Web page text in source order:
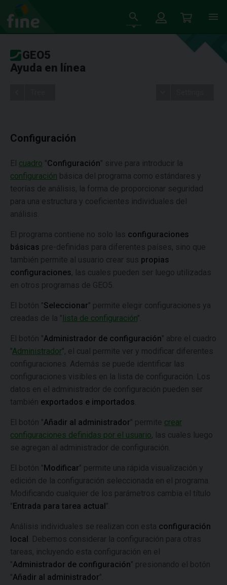
GEO5
Ayuda en línea
Configuración
El cuadro "Configuración" sirve para introducir la
configuración básica del programa como estándares y
teorías de análisis, la forma de proporcionar seguridad
para una estructura y coeficientes individuales del
análisis.
El programa contiene no solo las configuraciones
básicas pre-definidas para diferentes países, sino que
también permite al usuario crear sus propias
configuraciones, las cuales pueden ser luego utilizadas
en otros programas de GEO5.
El botón "Seleccionar" permite elegir configuraciones ya
creadas de la "lista de configuración".
El botón "Administrador de configuración" abre el cuadro
"Administrador", el cual permite ver y modificar diferentes
configuraciones. Además se puede identificar las
configuraciones visibles en la lista de configuración. Los
datos en el administrador de configuración pueden ser
también exportados e importados
El botón "Añadir al administrador" permite crear
configuraciones definidas por el usuario, las cuales luego
se agregan al administrador de configuración.
El botón "Modificar" permite una rápida visualización y
edición de la configuración seleccionada en el programa.
Modificando cualquier de los parámetros cambia el título
"Entrada para tarea actual".
Análisis individuales se realizan con esta configuración
local . Debemos considerar la configuración para otras
tareas, incluyendo esta configuración en el
"Administrador de configuración" presionando el botón
"Añadir al administrador".